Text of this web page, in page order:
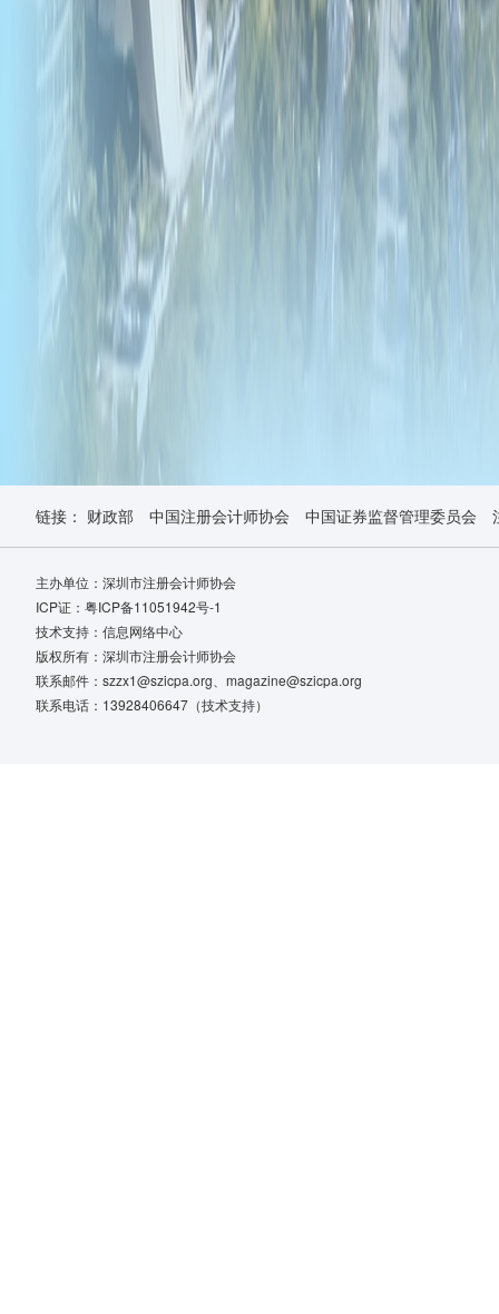
链接： 财政部 中国注册会计师协会 中国证券监督管理委员会
主办单位：深圳市注册会计师协会
ICP证：粤ICP备11051942号-1
技术支持：信息网络中心
版权所有：深圳市注册会计师协会
联系邮件：szzx1@szicpa.org、magazine@szicpa.org
联系电话：13928406647（技术支持）